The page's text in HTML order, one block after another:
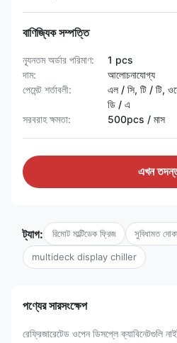
বাণিজ্যিক সম্পত্তি
ন্যূনতম অর্ডার পরিমাণ:
1 pcs
দাম:
আলোচনাযোগ্য
পেমেন্ট শর্তাবলী:
এল / সি, টি / টি,
ডি / এ
সরবরাহ ক্ষমতা:
500pcs / মাস
এখন
ট্যাগ: রিমোট মাল্টিডেক ফ্রিজ সুবিধামত
multideck display chiller
পণ্যের সারসংক্ষেপ
রেফ্রিজারেটেড ওপেন ডিসপ্লে ক্যাবিনেটগুলি